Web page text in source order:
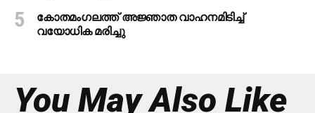
കോതമംഗലത്ത് അജ്ഞാത വാഹനമിടിച്ച്
വയോധിക മരിച്ചു
You May Also Like